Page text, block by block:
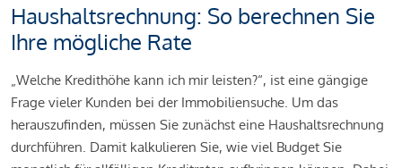
Haushaltsrechnung: So berechnen Sie
Ihre mögliche Rate
„Welche Kredithöhe kann ich mir leisten?“, ist eine gängige
Frage vieler Kunden bei der Immobiliensuche. Um das
herauszufinden, müssen Sie zunächst eine Haushaltsrechnung
durchführen. Damit kalkulieren Sie, wie viel Budget Sie